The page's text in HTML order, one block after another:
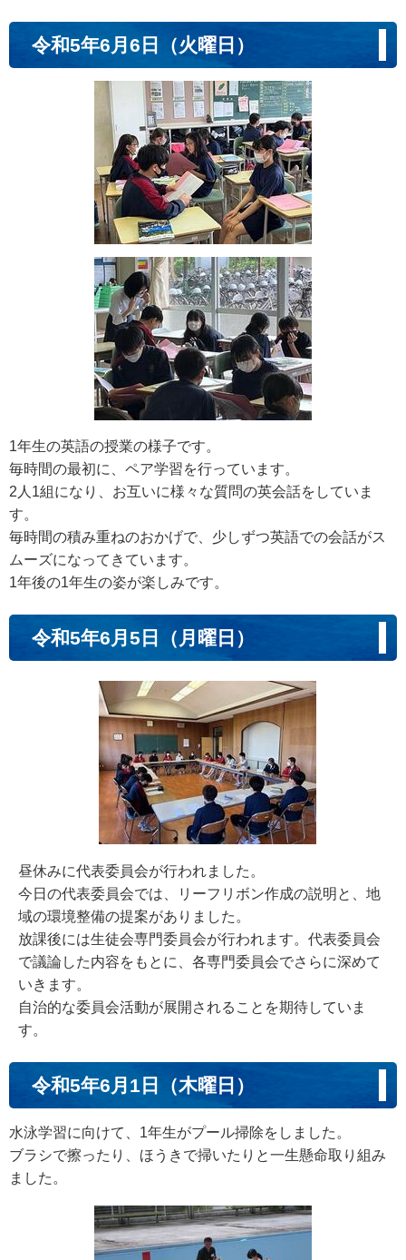
令和5年6月6日（火曜日）
1年生の英語の授業の様子です。
毎時間の最初に、ペア学習を行っています。
2人1組になり、お互いに様々な質問の英会話をしていま
す。
毎時間の積み重ねのおかげで、少しずつ英語での会話がス
ムーズになってきています。
1年後の1年生の姿が楽しみです。
令和5年6月5日（月曜日）
昼休みに代表委員会が行われました。
今日の代表委員会では、リーフリボン作成の説明と、地
域の環境整備の提案がありました。
放課後には生徒会専門委員会が行われます。代表委員会
で議論した内容をもとに、各専門委員会でさらに深めて
いきます。
自治的な委員会活動が展開されることを期待していま
す。
令和5年6月1日（木曜日）
水泳学習に向けて、1年生がプール掃除をしました。
ブラシで擦ったり、ほうきで掃いたりと一生懸命取り組み
ました。